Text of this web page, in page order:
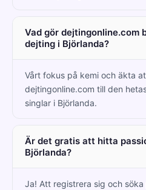
Vad gör dejtingonline.com
dejting i Björlanda?
Vårt fokus på kemi och äkta
dejtingonline.com till den
singlar i Björlanda.
Är det gratis att hitta
Björlanda?
Ja! Att registrera sig och